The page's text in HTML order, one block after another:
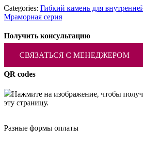
Categories: Гибкий камень для
Мраморная серия
Получить консультацию
СВЯЗАТЬСЯ С МЕНЕДЖЕРОМ
QR codes
Нажмите на изображение, чтобы
эту страницу.
Разные формы оплаты